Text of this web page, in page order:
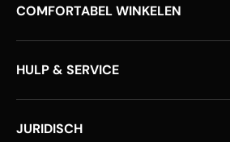
COMFORTABEL WINKELEN
HULP & SERVICE
JURIDISCH